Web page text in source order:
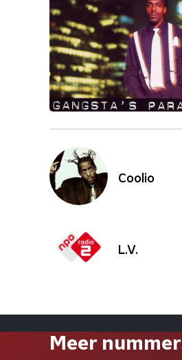
Coolio
L.V.
Meer